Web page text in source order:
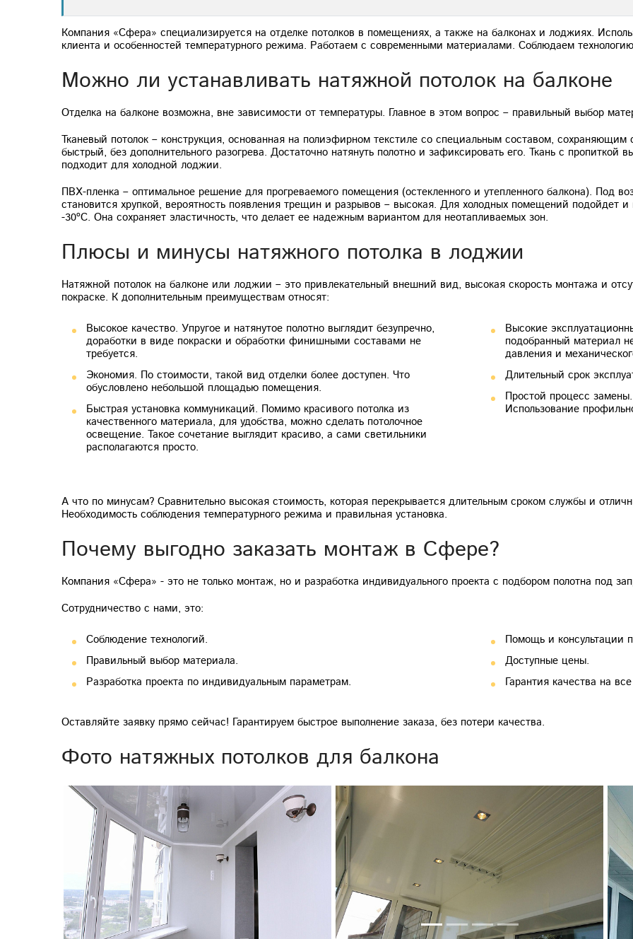
Компания «Сфера» специализируется на отделке потолков в помещениях, а также на балконах и лоджиях.
клиента и особенностей температурного режима. Работаем с современными материалами. Соблюдаем
Можно ли устанавливать натяжной потолок на балконе
Отделка на балконе возможна, вне зависимости от температуры. Главное в этом вопрос – правильный выбор
Тканевый потолок – конструкция, основанная на полиэфирном текстиле со специальным составом,
быстрый, без дополнительного разогрева. Достаточно натянуть полотно и зафиксировать его. Ткань с
подходит для холодной лоджии.
ПВХ-пленка – оптимальное решение для прогреваемого помещения (остекленного и утепленного балкона). Под
становится хрупкой, вероятность появления трещин и разрывов – высокая. Для холодных помещений подойдет
-30ºС. Она сохраняет эластичность, что делает ее надежным вариантом для неотапливаемых зон.
Плюсы и минусы натяжного потолка в лоджии
Натяжной потолок на балконе или лоджии – это привлекательный внешний вид, высокая скорость монтажа и
покраске. К дополнительным преимуществам относят:
Высокое качество. Упругое и натянутое полотно выглядит безупречно,
доработки в виде покраски и обработки финишными составами не
требуется.
Экономия. По стоимости, такой вид отделки более доступен. Что
обусловлено небольшой площадью помещения.
Быстрая установка коммуникаций. Помимо красивого потолка из
качественного материала, для удобства, можно сделать потолочное
освещение. Такое сочетание выглядит красиво, а сами светильники
располагаются просто.
Высокие
подобранный материал
давления и
Длительный срок
Простой процесс
Использование
А что по минусам? Сравнительно высокая стоимость, которая перекрывается длительным сроком службы и
Необходимость соблюдения температурного режима и правильная установка.
Почему выгодно заказать монтаж в Сфере?
Компания «Сфера» - это не только монтаж, но и разработка индивидуального проекта с подбором полотна под
Сотрудничество с нами, это:
Соблюдение технологий.
Правильный выбор материала.
Разработка проекта по индивидуальным параметрам.
Помощь и консультации
Доступные цены.
Гарантия качества на
Оставляйте заявку прямо сейчас! Гарантируем быстрое выполнение заказа, без потери качества.
Фото натяжных потолков для балкона
Previous